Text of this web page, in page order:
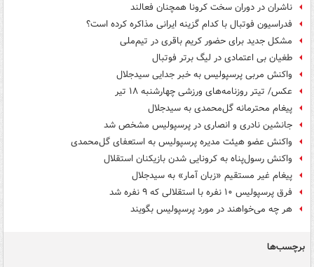
ناشران در دوران سخت کرونا همچنان فعالند
فدراسیون فوتبال با کدام گزینه‌ ایرانی مذاکره کرده است؟
مشکل جدید برای حضور کریم باقری در تیم‌ملی
طغیان بی اعتمادی در لیگ برتر فوتبال
واکنش مربی پرسپولیس به خبر جدایی سیدجلال
عکس/ تیتر روزنامه‌های ورزشی چهارشنبه ۱۸ تیر
پیغام محترمانه گل‌محمدی به سیدجلال
جانشین نادری و انصاری در پرسپولیس مشخص شد
واکنش عضو هیئت مدیره پرسپولیس به استعفای گل‌محمدی
واکنش رسول‌پناه به کرونایی شدن بازیکنان استقلال
پیغام غیر مستقیم «زبان آمار» به سیدجلال
فرق پرسپولیس ۱۰ نفره با استقلالی که ۹ نفره شد
هر چه می‌خواهند در مورد پرسپولیس بگویند
برچسب‌ها